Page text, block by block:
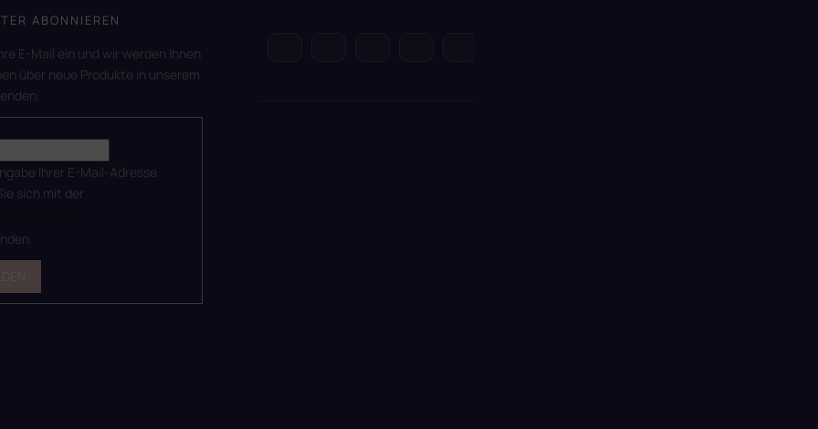
ABONNIEREN
E-Mail ein und wir werden Ihnen
über neue Produkte in unserem
Ihrer E-Mail-Adresse
sich mit der